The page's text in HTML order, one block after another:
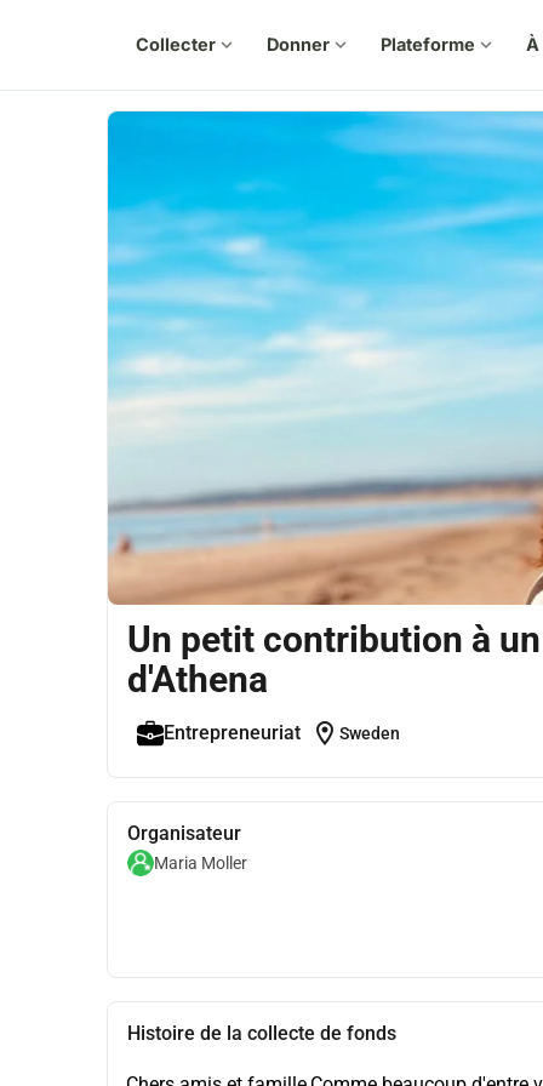
Collecter expand_more Donner expand_more Plateforme expand_more À
Un petit contribution à
d'Athena
Entrepreneuriat location_on Sweden
Organisateur
Maria Moller
Histoire de la collecte de fonds